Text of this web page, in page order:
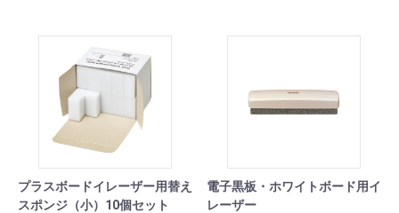
プラスボードイレーザー用替え
スポンジ（小）10個セット
電子黒板・ホワイトボード用イ
レーザー